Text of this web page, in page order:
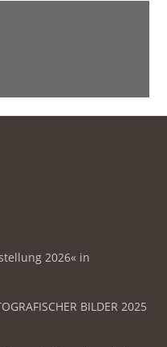
2026« in
BILDER 2025